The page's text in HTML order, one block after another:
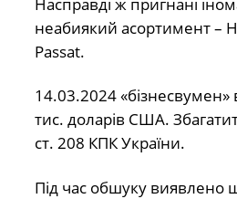
неабиякий асортимент –
Passat.
14.03.2024 «бізнесвумен»
тис. доларів США.
ст. 208 КПК України.
Під час обшуку виявлено